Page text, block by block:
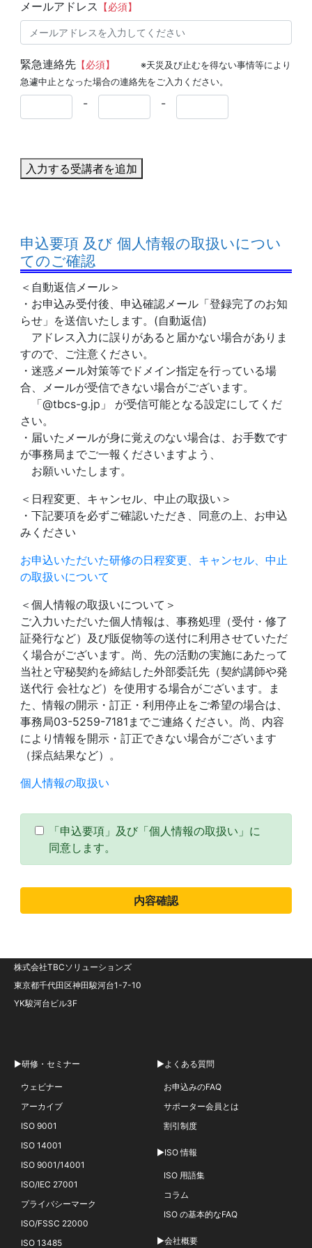
メールアドレス 【必須】
緊急連絡先【必須】
※天災及び止むを得ない事情等により
急遽中止となった場合の連絡先をご入力ください。
- -
入力する受講者を追加
申込要項 及び 個人情報の取扱いについ
てのご確認
＜自動返信メール＞
・お申込み受付後、申込確認メール「登録完了のお知
らせ」を送信いたします。(自動返信)
アドレス入力に誤りがあると届かない場合がありま
すので、ご注意ください。
・迷惑メール対策等でドメイン指定を行っている場
合、メールが受信できない場合がございます。
「@tbcs-g.jp」 が受信可能となる設定にしてくだ
さい。
・届いたメールが身に覚えのない場合は、お手数です
が事務局までご一報くださいますよう、
お願いいたします。
＜日程変更、キャンセル、中止の取扱い＞
・下記要項を必ずご確認いただき、同意の上、お申込
みください
お申込いただいた研修の日程変更、キャンセル、中止
の取扱いについて
＜個人情報の取扱いについて＞
ご入力いただいた個人情報は、事務処理（受付・修了
証発行など）及び販促物等の送付に利用させていただ
く場合がございます。尚、先の活動の実施にあたって
当社と守秘契約を締結した外部委託先（契約講師や発
送代行 会社など）を使用する場合がございます。ま
た、情報の開示・訂正・利用停止をご希望の場合は、
事務局03-5259-7181までご連絡ください。尚、内容
により情報を開示・訂正できない場合がございます
（採点結果など）。
個人情報の取扱い
「申込要項」及び「個人情報の取扱い」に
同意します。
株式会社TBCソリューションズ
東京都千代田区神田駿河台1-7-10
YK駿河台ビル3F
▶研修・セミナー
ウェビナー
アーカイブ
ISO 9001
ISO 14001
ISO 9001/14001
ISO/IEC 27001
プライバシーマーク
ISO/FSSC 22000
ISO 13485
▶よくある質問
お申込みのFAQ
サポーター会員とは
割引制度
▶ISO 情報
ISO 用語集
コラム
ISO の基本的なFAQ
▶会社概要